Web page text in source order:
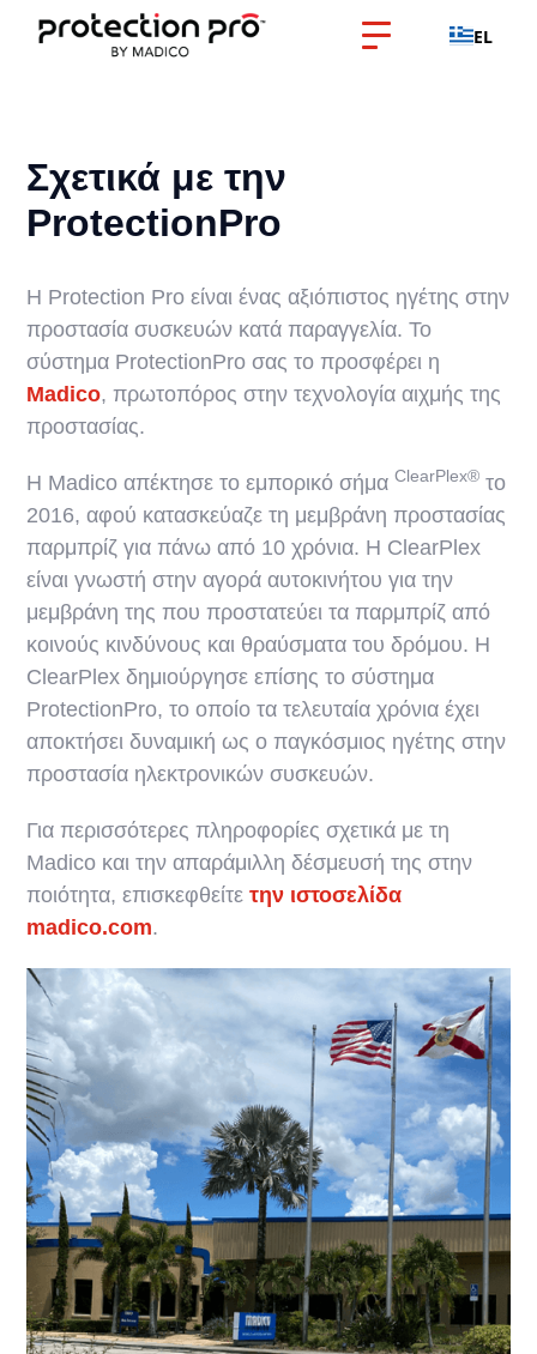
EL
Σχετικά με την
ProtectionPro
Η Protection Pro είναι ένας αξιόπιστος ηγέτης στην
προστασία συσκευών κατά παραγγελία. Το
σύστημα ProtectionPro σας το προσφέρει η
Madico, πρωτοπόρος στην τεχνολογία αιχμής της
προστασίας.
Η Madico απέκτησε το εμπορικό σήμαClearPlex® το
2016, αφού κατασκεύαζε τη μεμβράνη προστασίας
παρμπρίζ για πάνω από 10 χρόνια. Η ClearPlex
είναι γνωστή στην αγορά αυτοκινήτου για την
μεμβράνη της που προστατεύει τα παρμπρίζ από
κοινούς κινδύνους και θραύσματα του δρόμου. Η
ClearPlex δημιούργησε επίσης το σύστημα
ProtectionPro, το οποίο τα τελευταία χρόνια έχει
αποκτήσει δυναμική ως ο παγκόσμιος ηγέτης στην
προστασία ηλεκτρονικών συσκευών.
Για περισσότερες πληροφορίες σχετικά με τη
Madico και την απαράμιλλη δέσμευσή της στην
ποιότητα, επισκεφθείτετην ιστοσελίδα
madico.com.